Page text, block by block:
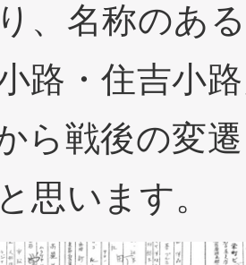
、名称のあ
路・住吉小
ら戦後の変
思います。